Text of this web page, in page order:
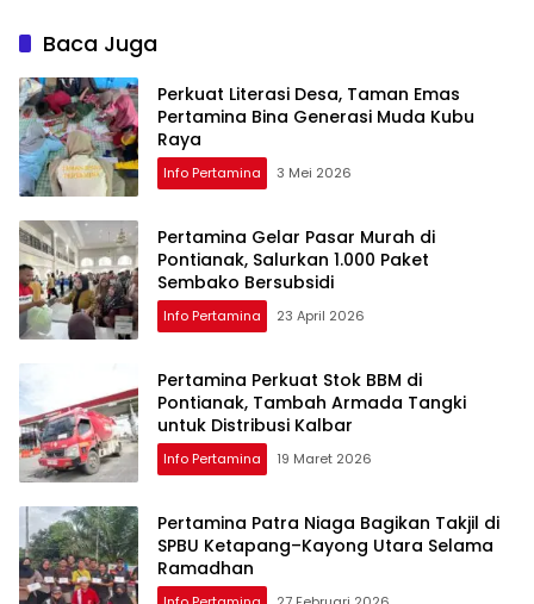
Baca Juga
Perkuat Literasi Desa, Taman Emas
Pertamina Bina Generasi Muda Kubu
Raya
Info Pertamina 3 Mei 2026
Pertamina Gelar Pasar Murah di
Pontianak, Salurkan 1.000 Paket
Sembako Bersubsidi
Info Pertamina 23 April 2026
Pertamina Perkuat Stok BBM di
Pontianak, Tambah Armada Tangki
untuk Distribusi Kalbar
Info Pertamina 19 Maret 2026
Pertamina Patra Niaga Bagikan Takjil di
SPBU Ketapang–Kayong Utara Selama
Ramadhan